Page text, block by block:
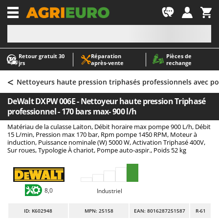
Retour gratuit 30
jrs
Réparation
après‑vente
Pièces de
rechange
-1
A
Abris de jardin
Accessoires pour tracteurs tondeuses autoportés
Aérateurs Scarificateurs pour gazon
Arracheuses de pommes de terre pour tracteur
Aspirateurs - Balais Électriques
Aspirateurs à cendres
Aspirateurs à feuilles sur roues
Aspirateurs de piscine
Aspirateurs Multifonctions
Atomiseurs agricoles pour tracteurs
Atomiseurs pour traitements
A
AgriEuro Premium
AgriEuro TOP-LINE
AGT
Aima
Airmec
AL-KO
ALA 2000
Alce
Alpina
Ama
< Nettoyeurs haute pression triphasés professionnels avec
DeWalt DXPW 006E - Nettoyeur haute pression Triphasé
professionnel - 170 bars max- 900 l/h
Matériau de la culasse Laiton, Débit horaire max pompe 900 L/h, Débit
15 L/min, Pression max 170 bar, Rpm pompe 1450 RPM, Moteur à
induction, Puissance nominale (W) 5000 W, Activation Triphasé 400V,
Sur roues, Typologie À chariot, Pompe auto-aspir., Poids 52 kg
8,0 Industriel
ID: K602948 MPN: 25158 EAN: 8016287251587 R-61